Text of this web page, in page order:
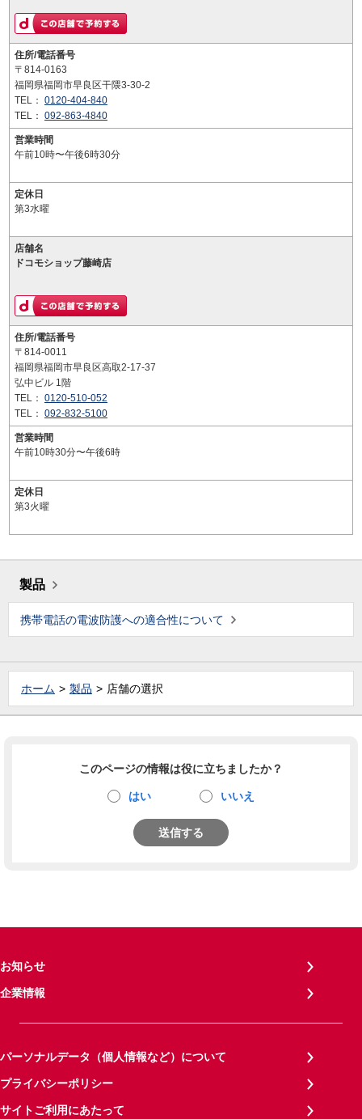
住所/電話番号
〒814-0163
福岡県福岡市早良区干隈3-30-2
TEL： 0120-404-840
TEL： 092-863-4840
営業時間
午前10時〜午後6時30分
定休日
第3水曜
店舗名
ドコモショップ藤崎店
住所/電話番号
〒814-0011
福岡県福岡市早良区高取2-17-37
弘中ビル 1階
TEL： 0120-510-052
TEL： 092-832-5100
営業時間
午前10時30分〜午後6時
定休日
第3火曜
製品
携帯電話の電波防護への適合性について
ホーム 製品 店舗の選択
このページの情報は役に立ちましたか？
はい いいえ
送信する
お知らせ
企業情報
パーソナルデータ（個人情報など）について
プライバシーポリシー
サイトご利用にあたって